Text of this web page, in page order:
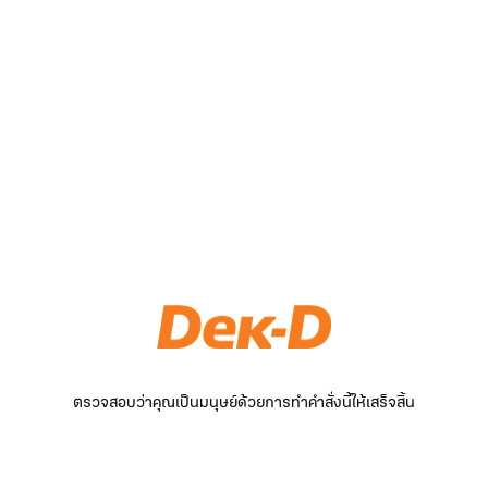
ตรวจสอบว่าคุณเป็นมนุษย์ด้วยการทำคำสั่งนี้ให้เสร็จสิ้น